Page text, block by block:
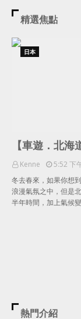
精選焦點
日本
【車遊．北
Kenne
5:52 下
冬去春來，如果你想
浪漫氣氛之中，但是
半年時間，加上氣候
熱門介紹